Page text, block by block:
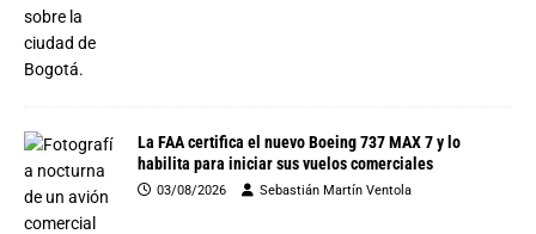
La FAA certifica el nuevo Boeing 737 MAX 7 y lo
habilita para iniciar sus vuelos comerciales
03/08/2026 Sebastián Martín Ventola